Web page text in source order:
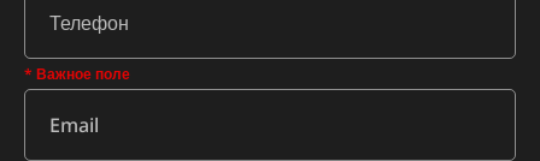
* Важное поле